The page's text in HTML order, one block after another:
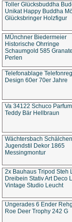
Toller Glücksbuddha
Unikat Happy Buddha
Glücksbringer Holzfigur
MÜnchner Biedermeier
Historische Ohrringe
Schaumgold 585
Perlen
Telefonablage
Design 60er 70er Jahre
Va 34122 Schuco
Teddy Bär Hellbraun
Wächtersbach Schälchen
Jugendstil Dekor 1865
Messingmontur
2x Bauhaus Tripod Steh
Dreibein Stativ Art Deco
Vintage Studio Leucht
Ungerades 6 Ender
Roe Deer Trophy 242 G